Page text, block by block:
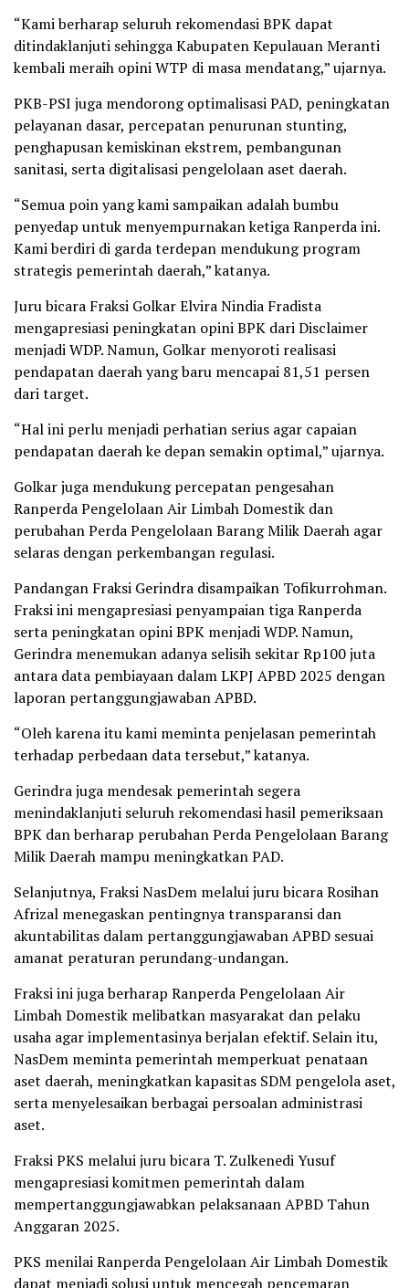
“Kami berharap seluruh rekomendasi BPK dapat
ditindaklanjuti sehingga Kabupaten Kepulauan Meranti
kembali meraih opini WTP di masa mendatang,” ujarnya.
PKB-PSI juga mendorong optimalisasi PAD, peningkatan
pelayanan dasar, percepatan penurunan stunting,
penghapusan kemiskinan ekstrem, pembangunan
sanitasi, serta digitalisasi pengelolaan aset daerah.
“Semua poin yang kami sampaikan adalah bumbu
penyedap untuk menyempurnakan ketiga Ranperda ini.
Kami berdiri di garda terdepan mendukung program
strategis pemerintah daerah,” katanya.
Juru bicara Fraksi Golkar Elvira Nindia Fradista
mengapresiasi peningkatan opini BPK dari Disclaimer
menjadi WDP. Namun, Golkar menyoroti realisasi
pendapatan daerah yang baru mencapai 81,51 persen
dari target.
“Hal ini perlu menjadi perhatian serius agar capaian
pendapatan daerah ke depan semakin optimal,” ujarnya.
Golkar juga mendukung percepatan pengesahan
Ranperda Pengelolaan Air Limbah Domestik dan
perubahan Perda Pengelolaan Barang Milik Daerah agar
selaras dengan perkembangan regulasi.
Pandangan Fraksi Gerindra disampaikan Tofikurrohman.
Fraksi ini mengapresiasi penyampaian tiga Ranperda
serta peningkatan opini BPK menjadi WDP. Namun,
Gerindra menemukan adanya selisih sekitar Rp100 juta
antara data pembiayaan dalam LKPJ APBD 2025 dengan
laporan pertanggungjawaban APBD.
“Oleh karena itu kami meminta penjelasan pemerintah
terhadap perbedaan data tersebut,” katanya.
Gerindra juga mendesak pemerintah segera
menindaklanjuti seluruh rekomendasi hasil pemeriksaan
BPK dan berharap perubahan Perda Pengelolaan Barang
Milik Daerah mampu meningkatkan PAD.
Selanjutnya, Fraksi NasDem melalui juru bicara Rosihan
Afrizal menegaskan pentingnya transparansi dan
akuntabilitas dalam pertanggungjawaban APBD sesuai
amanat peraturan perundang-undangan.
Fraksi ini juga berharap Ranperda Pengelolaan Air
Limbah Domestik melibatkan masyarakat dan pelaku
usaha agar implementasinya berjalan efektif. Selain itu,
NasDem meminta pemerintah memperkuat penataan
aset daerah, meningkatkan kapasitas SDM pengelola aset,
serta menyelesaikan berbagai persoalan administrasi
aset.
Fraksi PKS melalui juru bicara T. Zulkenedi Yusuf
mengapresiasi komitmen pemerintah dalam
mempertanggungjawabkan pelaksanaan APBD Tahun
Anggaran 2025.
PKS menilai Ranperda Pengelolaan Air Limbah Domestik
dapat menjadi solusi untuk mencegah pencemaran